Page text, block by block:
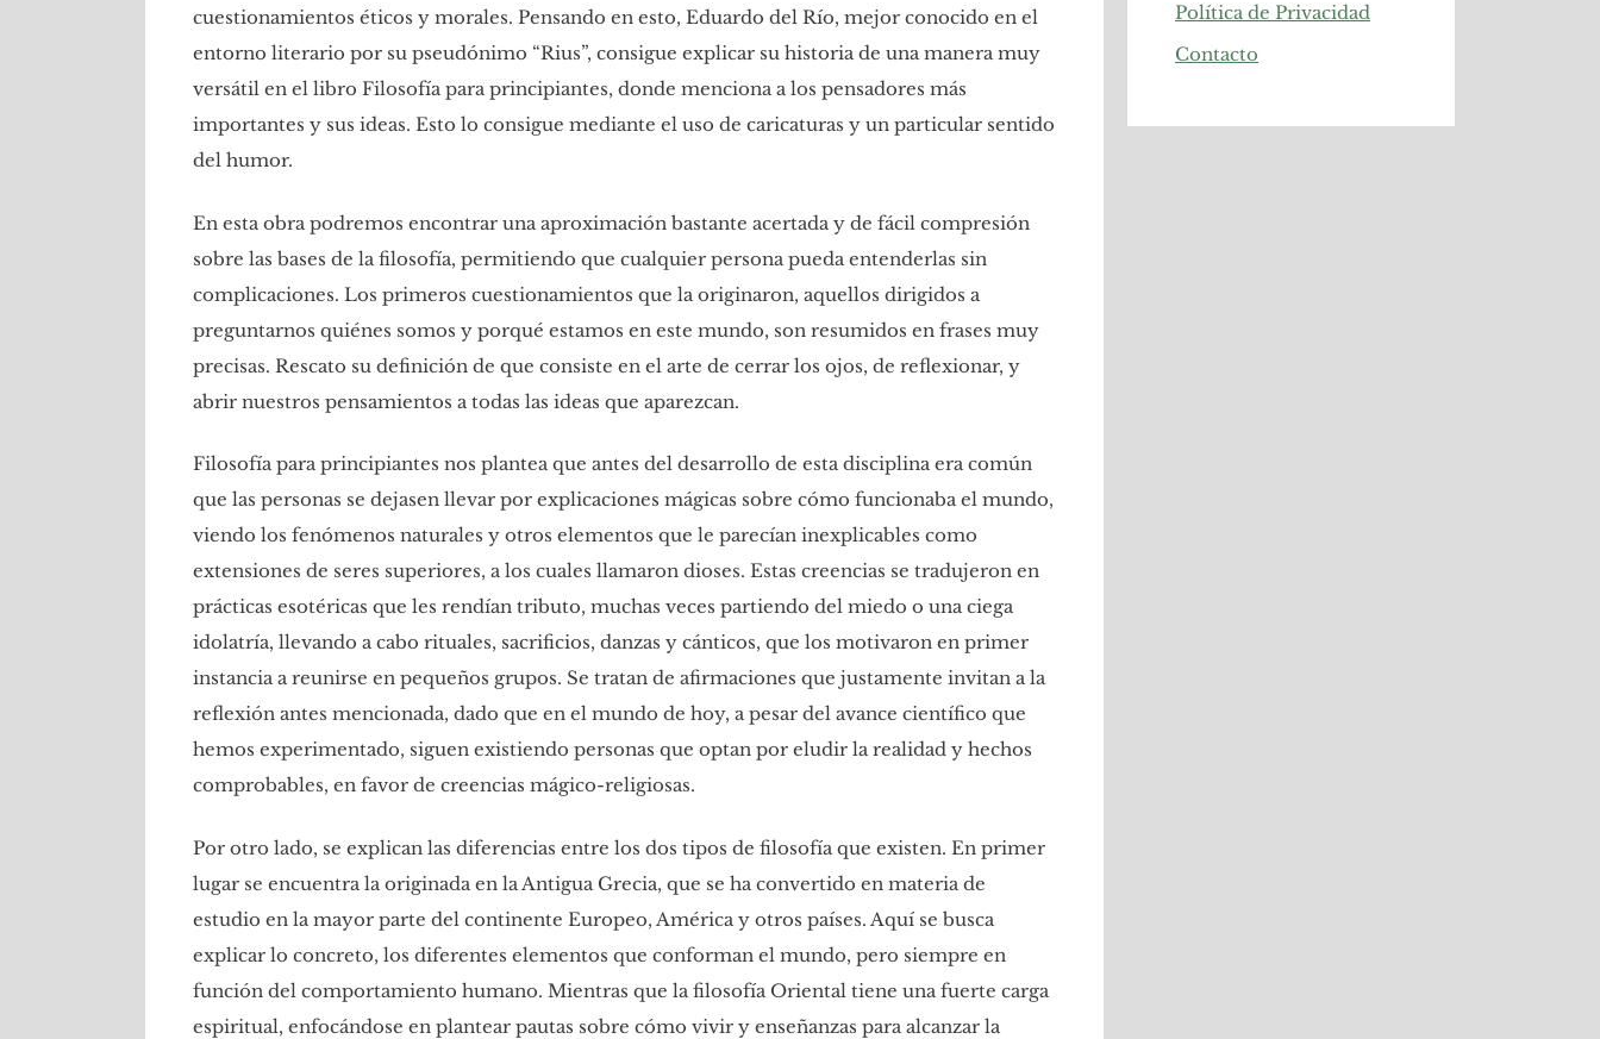
cuestionamientos éticos y morales. Pensando en esto, Eduardo del Río, mejor conocido en el
entorno literario por su pseudónimo “Rius”, consigue explicar su historia de una manera muy
versátil en el libro Filosofía para principiantes, donde menciona a los pensadores más
importantes y sus ideas. Esto lo consigue mediante el uso de caricaturas y un particular sentido
del humor.
En esta obra podremos encontrar una aproximación bastante acertada y de fácil compresión
sobre las bases de la filosofía, permitiendo que cualquier persona pueda entenderlas sin
complicaciones. Los primeros cuestionamientos que la originaron, aquellos dirigidos a
preguntarnos quiénes somos y porqué estamos en este mundo, son resumidos en frases muy
precisas. Rescato su definición de que consiste en el arte de cerrar los ojos, de reflexionar, y
abrir nuestros pensamientos a todas las ideas que aparezcan.
Filosofía para principiantes nos plantea que antes del desarrollo de esta disciplina era común
que las personas se dejasen llevar por explicaciones mágicas sobre cómo funcionaba el mundo,
viendo los fenómenos naturales y otros elementos que le parecían inexplicables como
extensiones de seres superiores, a los cuales llamaron dioses. Estas creencias se tradujeron en
prácticas esotéricas que les rendían tributo, muchas veces partiendo del miedo o una ciega
idolatría, llevando a cabo rituales, sacrificios, danzas y cánticos, que los motivaron en primer
instancia a reunirse en pequeños grupos. Se tratan de afirmaciones que justamente invitan a la
reflexión antes mencionada, dado que en el mundo de hoy, a pesar del avance científico que
hemos experimentado, siguen existiendo personas que optan por eludir la realidad y hechos
comprobables, en favor de creencias mágico-religiosas.
Por otro lado, se explican las diferencias entre los dos tipos de filosofía que existen. En primer
lugar se encuentra la originada en la Antigua Grecia, que se ha convertido en materia de
estudio en la mayor parte del continente Europeo, América y otros países. Aquí se busca
explicar lo concreto, los diferentes elementos que conforman el mundo, pero siempre en
función del comportamiento humano. Mientras que la filosofía Oriental tiene una fuerte carga
espiritual, enfocándose en plantear pautas sobre cómo vivir y enseñanzas para alcanzar la
Política de Privacidad
Contacto